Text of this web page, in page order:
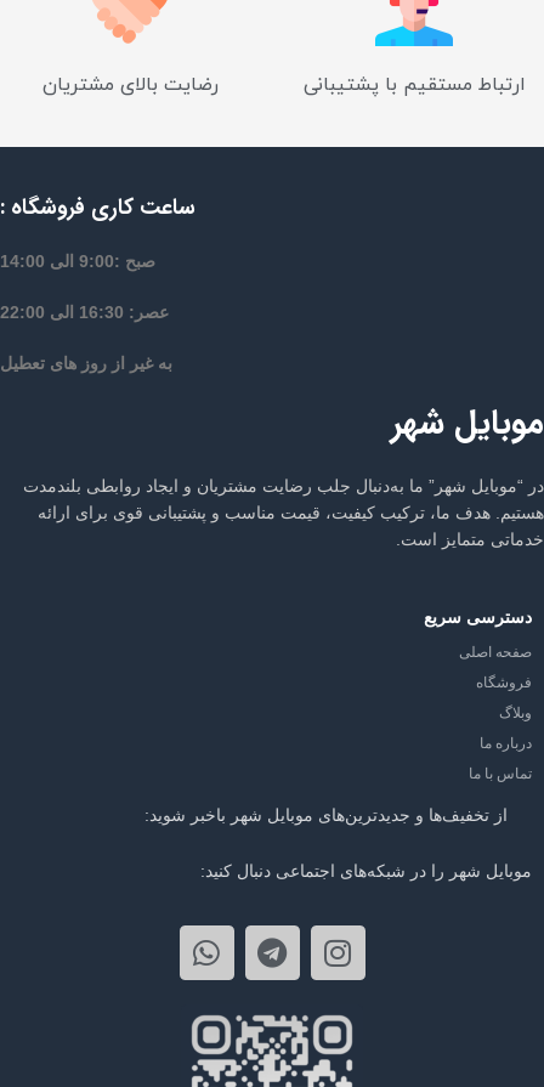
ارتباط مستقیم با پشتیبانی رضایت بالای مشتریان
ساعت کاری فروشگاه :
صبح :9:00 الی 14:00
عصر: 16:30 الی 22:00
به غیر از روز های تعطیل
موبایل شهر
در “موبایل شهر” ما به‌دنبال جلب رضایت مشتریان و ایجاد روابطی بلندمدت
هستیم. هدف ما، ترکیب کیفیت، قیمت مناسب و پشتیبانی قوی برای ارائه
خدماتی متمایز است.
دسترسی سریع
صفحه اصلی
فروشگاه
وبلاگ
درباره ما
تماس با ما
از تخفیف‌ها و جدیدترین‌های موبایل شهر باخبر شوید:
موبایل شهر را در شبکه‌های اجتماعی دنبال کنید: